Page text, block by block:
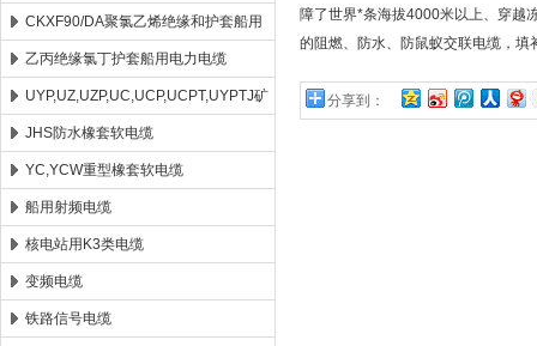
CKXF90/DA聚氯乙烯绝缘和护套船用
控制电缆
乙丙绝缘氯丁护套船用电力电缆
UYP,UZ,UZP,UC,UCP,UCPT,UYPTJ矿
用电缆
JHS防水橡套软电缆
YC,YCW重型橡套软电缆
船用射频电缆
核电站用K3类电缆
变频电缆
铁路信号电缆
障了世界*条海拔4000米以上、穿
的阻燃、防水、防鼠蚁交联电缆，填
分享到：